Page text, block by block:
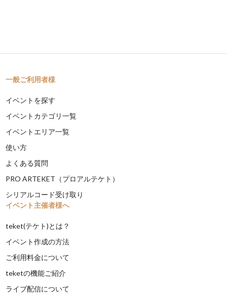
一般ご利用者様
イベントを探す
イベントカテゴリ一覧
イベントエリア一覧
使い方
よくある質問
PRO ARTEKET（プロアルテケト）
シリアルコード受け取り
イベント主催者様へ
teket(テケト)とは？
イベント作成の方法
ご利用料金について
teketの機能ご紹介
ライブ配信について